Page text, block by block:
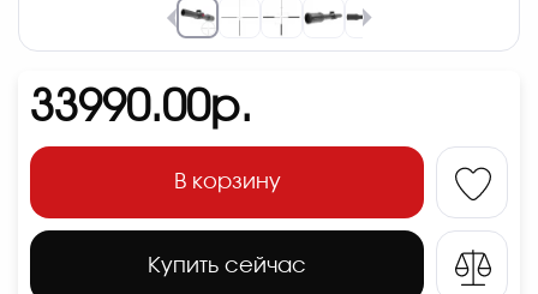
33990.00р.
В корзину
Купить сейчас